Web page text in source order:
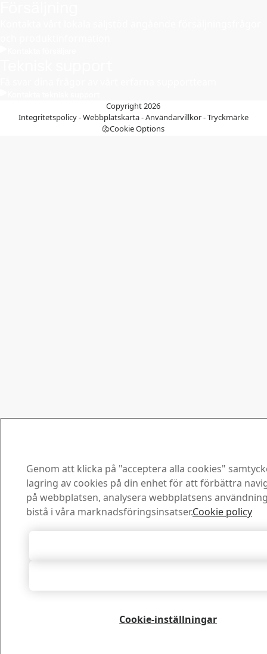
Copyright 2026
Integritetspolicy-Webbplatskarta-Användarvillkor-Tryckmärke
Cookie Options
Genom att klicka på "acceptera alla cookies"
lagring av cookies på din enhet för att förbättra
på webbplatsen, analysera webbplatsens
bistå i våra marknadsföringsinsatser.Cookie policy
Cookie-inställningar